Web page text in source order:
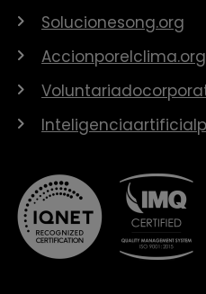
Solucionesong.org
Accionporelclima.org